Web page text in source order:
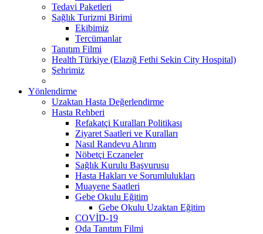
Tedavi Paketleri
Sağlık Turizmi Birimi
Ekibimiz
Tercümanlar
Tanıtım Filmi
Health Türkiye (Elazığ Fethi Sekin City Hospital)
Şehrimiz
Yönlendirme
Uzaktan Hasta Değerlendirme
Hasta Rehberi
Refakatçi Kuralları Politikası
Ziyaret Saatleri ve Kuralları
Nasıl Randevu Alırım
Nöbetçi Eczaneler
Sağlık Kurulu Başvurusu
Hasta Hakları ve Sorumlulukları
Muayene Saatleri
Gebe Okulu Eğitim
Gebe Okulu Uzaktan Eğitim
COVİD-19
Oda Tanıtım Filmi